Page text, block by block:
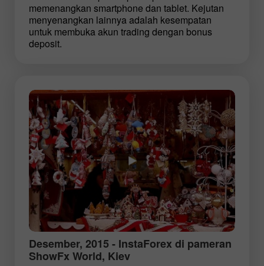
memenangkan smartphone dan tablet. Kejutan
menyenangkan lainnya adalah kesempatan
untuk membuka akun trading dengan bonus
deposit.
Desember, 2015 - InstaForex di pameran
ShowFx World, Kiev